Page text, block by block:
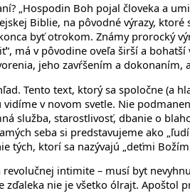
„Hospodin Boh pojal človeka a
Biblie, na pôvodné výrazy,
byť otrokom. Známy prorocký
má v pôvodine oveľa širší a
jeho zavŕšením a
Tento text, ktorý sa spoločne (a
v novom svetle. Nie
služba, starostlivosť, dbanie o
seba si predstavujeme ako
tých, ktorí sa nazývajú „deťmi
intimite – musí byt
zďaleka nie je všetko ólrajt.